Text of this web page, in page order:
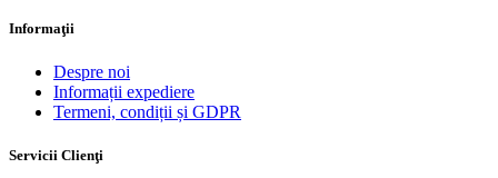
Informaţii
Despre noi
Informații expediere
Termeni, condiții și GDPR
Servicii Clienţi